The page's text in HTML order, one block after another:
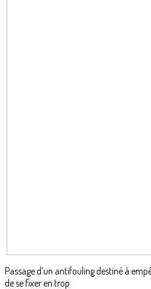
Passage d’un antifouling destiné à
de se fixer en trop